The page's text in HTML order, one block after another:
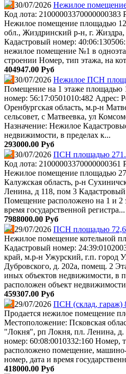
30/07/2026 Нежилое
Код лота: 21000003370000000383
Нежилое помещение площадью
обл., Жиздринский р-н, г. Жиздра,
Кадастровый номер:
нежилое помещение №1 в
строении Номер, тип этажа, на
404947.00 Руб
30/07/2026 Нежилое ПСН
Помещение на 1 этаже площадью
номер: 56:17:0501010:482 Адрес:
Оренбургская область, м.р-н
сельсовет, с Матвеевка, ул
Назначение: Нежилое
недвижимости, в пределах к...
293000.00 Руб
30/07/2026 ПСН площадью
Код лота: 21000003370000000361
Нежилое помещение площадью
Калужская область, р-н
Ленина, д 118, пом 3
Помещение расположено на 1 и 2
время государственной регистра...
7988000.00 Руб
29/07/2026 ПСН площадью
Нежилое помещение котельной
Кадастровый номер:
край, м.р-н Ужурский, г.п. город
Дубровского, д. 202а, помещ. 2
иных объектов недвижимости, в
расположен объект
459307.00 Руб
29/07/2026 ПСН (склад, гараж)
Продается нежилое помещение
Местоположение: Псковская
"Локня", рп Локня, пл. Ленина, д.
номер: 60:08:0010332:160 Номер,
расположено помещение,
номер, дата и время
418000.00 Руб